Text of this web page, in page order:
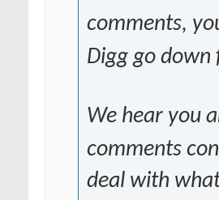
comments,
Digg go
We hear you
comments
deal with